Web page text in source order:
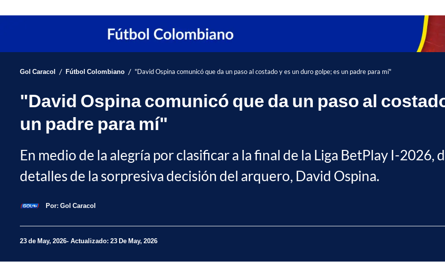
Gol Caracol / Fútbol Colombiano / "David Ospina comunicó que da un paso al costado y es un duro golpe; es un padre para mí"
"David Ospina comunicó que da un paso al
un padre para mí"
En medio de la alegría por clasificar a la final de la Liga BetPlay I-
detalles de la sorpresiva decisión del arquero, David Ospina.
Por: Gol Caracol
23 de May, 2026 Actualizado: 23 De May, 2026